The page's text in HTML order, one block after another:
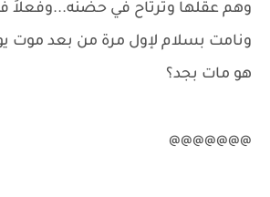
وهم عقلها وترتاح في
ونامت بسلام لإول مرة من بعد موت
هو مات بجد؟
@@@@@@@